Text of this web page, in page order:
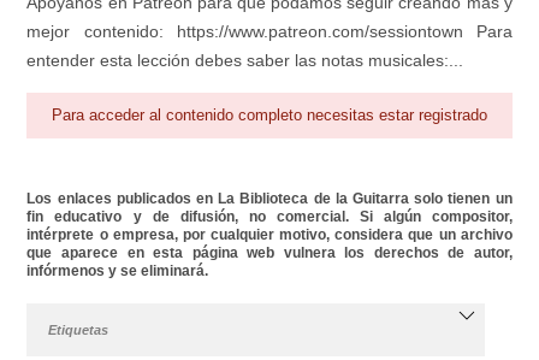
mejor contenido: https://www.patreon.com/sessiontown Para
entender esta lección debes saber las notas musicales:...
Para acceder al contenido completo necesitas estar registrado
Los enlaces publicados en La Biblioteca de la Guitarra solo tienen un
fin educativo y de difusión, no comercial. Si algún compositor,
intérprete o empresa, por cualquier motivo, considera que un archivo
que aparece en esta página web vulnera los derechos de autor,
infórmenos y se eliminará.
Etiquetas